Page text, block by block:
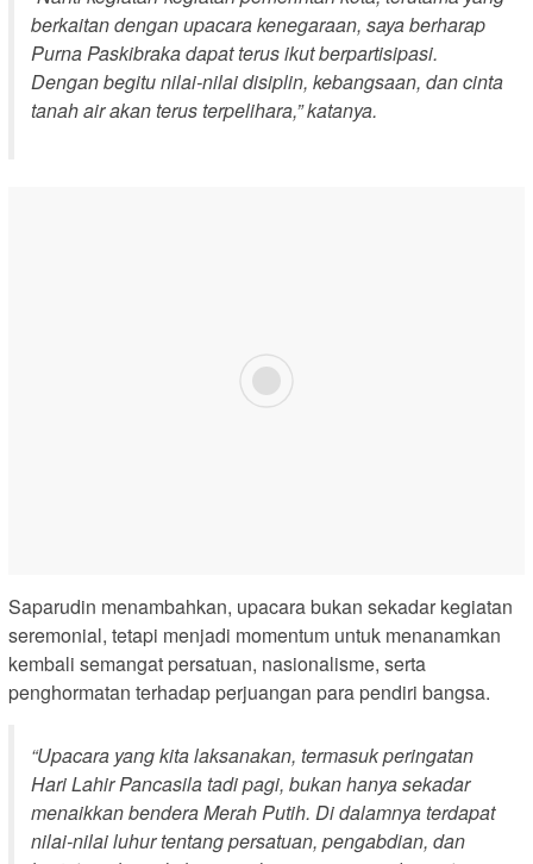
berkaitan dengan upacara kenegaraan, saya berharap
Purna Paskibraka dapat terus ikut berpartisipasi.
Dengan begitu nilai-nilai disiplin, kebangsaan, dan cinta
tanah air akan terus terpelihara,”katanya.
Saparudin menambahkan, upacara bukan sekadar kegiatan
seremonial, tetapi menjadi momentum untuk menanamkan
kembali semangat persatuan, nasionalisme, serta
penghormatan terhadap perjuangan para pendiri bangsa.
“Upacara yang kita laksanakan, termasuk peringatan
Hari Lahir Pancasila tadi pagi, bukan hanya sekadar
menaikkan bendera Merah Putih. Di dalamnya terdapat
nilai-nilai luhur tentang persatuan, pengabdian, dan